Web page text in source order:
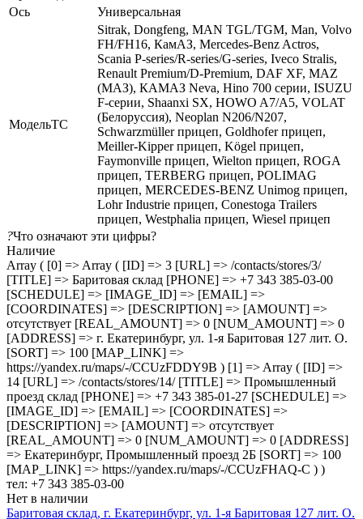
Ось
Универсальная
МодельТС
Sitrak, Dongfeng, MAN TGL/TGM, Man, Volvo
FH/FH16, КамАЗ, Mercedes-Benz Actros,
Scania P-series/R-series/G-series, Iveco Stralis,
Renault Premium/D-Premium, DAF XF, MAZ
(МАЗ), КАМАЗ Neva, Hino 700 серии, ISUZU
F-серии, Shaanxi SX, HOWO A7/A5, VOLAT
(Белоруссия), Neoplan N206/N207,
Schwarzmüller прицеп, Goldhofer прицеп,
Meiller-Kipper прицеп, Kögel прицеп,
Faymonville прицеп, Wielton прицеп, ROGA
прицеп, TERBERG прицеп, POLIMAG
прицеп, MERCEDES-BENZ Unimog прицеп,
Lohr Industrie прицеп, Conestoga Trailers
прицеп, Westphalia прицеп, Wiesel прицеп
?Что означают эти цифры?
Наличие
Array ( [0] => Array ( [ID] => 3 [URL] => /contacts/stores/3/
[TITLE] => Баритовая склад [PHONE] => +7 343 385-03-00
[SCHEDULE] => [IMAGE_ID] => [EMAIL] =>
[COORDINATES] => [DESCRIPTION] => [AMOUNT] =>
отсутствует [REAL_AMOUNT] => 0 [NUM_AMOUNT] => 0
[ADDRESS] => г. Екатеринбург, ул. 1-я Баритовая 127 лит. О.
[SORT] => 100 [MAP_LINK] =>
https://yandex.ru/maps/-/CCUzFDDY9B ) [1] => Array ( [ID] =>
14 [URL] => /contacts/stores/14/ [TITLE] => Промышленный
проезд cклад [PHONE] => +7 343 385-01-27 [SCHEDULE] =>
[IMAGE_ID] => [EMAIL] => [COORDINATES] =>
[DESCRIPTION] => [AMOUNT] => отсутствует
[REAL_AMOUNT] => 0 [NUM_AMOUNT] => 0 [ADDRESS]
=> Екатеринбург, Промышленный проезд 2Б [SORT] => 100
[MAP_LINK] => https://yandex.ru/maps/-/CCUzFHAQ-C ) )
тел: +7 343 385-03-00
Нет в наличии
Баритовая склад, г. Екатеринбург, ул. 1-я Баритовая 127 лит. О.